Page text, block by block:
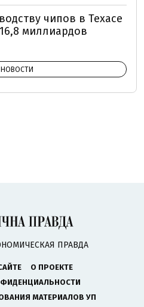
чипов в Техасе
миллиардов
НОВОСТИ
ПРАВДА
О ПРОЕКТЕ
МАТЕРИАЛОВ УП